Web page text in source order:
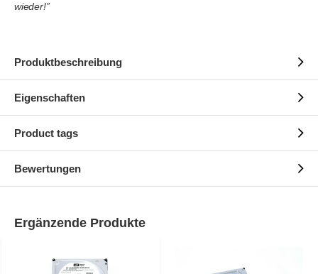
wieder!”
Produktbeschreibung
Eigenschaften
Product tags
Bewertungen
Ergänzende Produkte